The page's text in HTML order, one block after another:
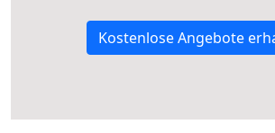
Kostenlose Angebote